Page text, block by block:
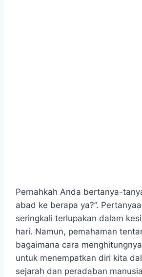
Pernahkah Anda bertanya-
abad ke berapa ya?”.
seringkali terlupakan dalam
hari. Namun, pemahaman
bagaimana cara
untuk menempatkan diri kita
sejarah dan peradaban